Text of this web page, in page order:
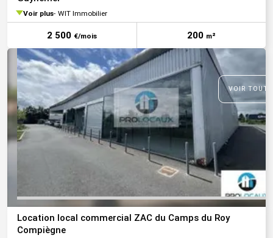
Voir plus WIT Immobilier
2 500 €/mois 200 m²
VOIR
Location local commercial ZAC du Camps du Roy
Compiègne